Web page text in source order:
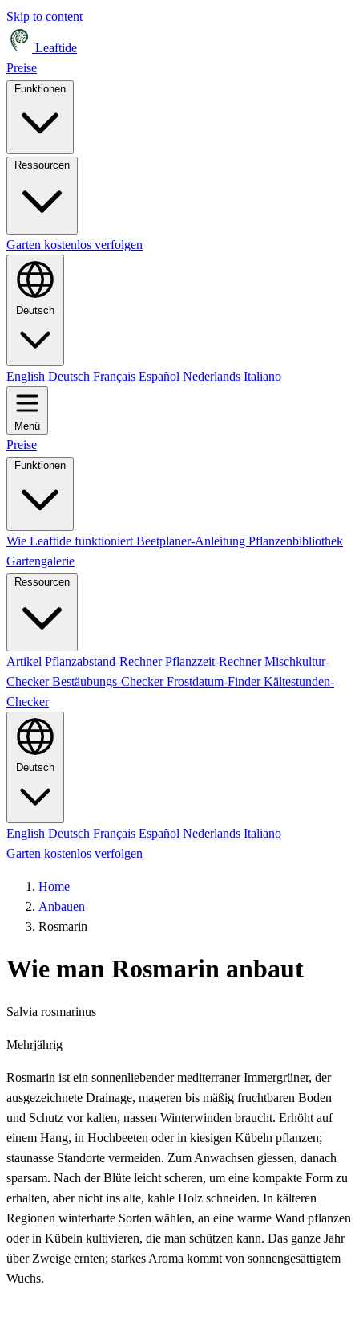
Skip to content
Leaftide
Preise
Garten kostenlos verfolgen
Deutsch
English Deutsch Français Español Nederlands Italiano
Menü
Preise
Funktionen
Wie Leaftide funktioniert Beetplaner-Anleitung Pflanzenbibliothek
Gartengalerie
Ressourcen
Artikel Pflanzabstand-RechnerPflanzzeit-RechnerMischkultur-
CheckerBestäubungs-CheckerFrostdatum-FinderKältestunden-
Checker
Deutsch
English Deutsch Français Español Nederlands Italiano
Garten kostenlos verfolgen
Home
Anbauen
Rosmarin
Wie man Rosmarin anbaut
Salvia rosmarinus
Mehrjährig
Rosmarin ist ein sonnenliebender mediterraner Immergrüner, der
ausgezeichnete Drainage, mageren bis mäßig fruchtbaren Boden
und Schutz vor kalten, nassen Winterwinden braucht. Erhöht auf
einem Hang, in Hochbeeten oder in kiesigen Kübeln pflanzen;
staunasse Standorte vermeiden. Zum Anwachsen giessen, danach
sparsam. Nach der Blüte leicht scheren, um eine kompakte Form zu
erhalten, aber nicht ins alte, kahle Holz schneiden. In kälteren
Regionen winterharte Sorten wählen, an eine warme Wand pflanzen
oder in Kübeln kultivieren, die man schützen kann. Das ganze Jahr
über Zweige ernten; starkes Aroma kommt von sonnengesättigtem
Wuchs.